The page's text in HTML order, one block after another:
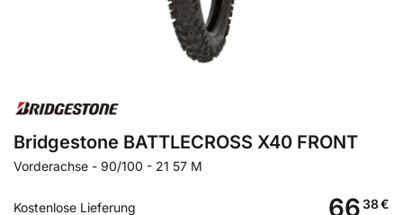
Bridgestone BATTLECROSS X40 FRONT
Vorderachse - 90/100 - 21 57 M
Kostenlose Lieferung 6638€